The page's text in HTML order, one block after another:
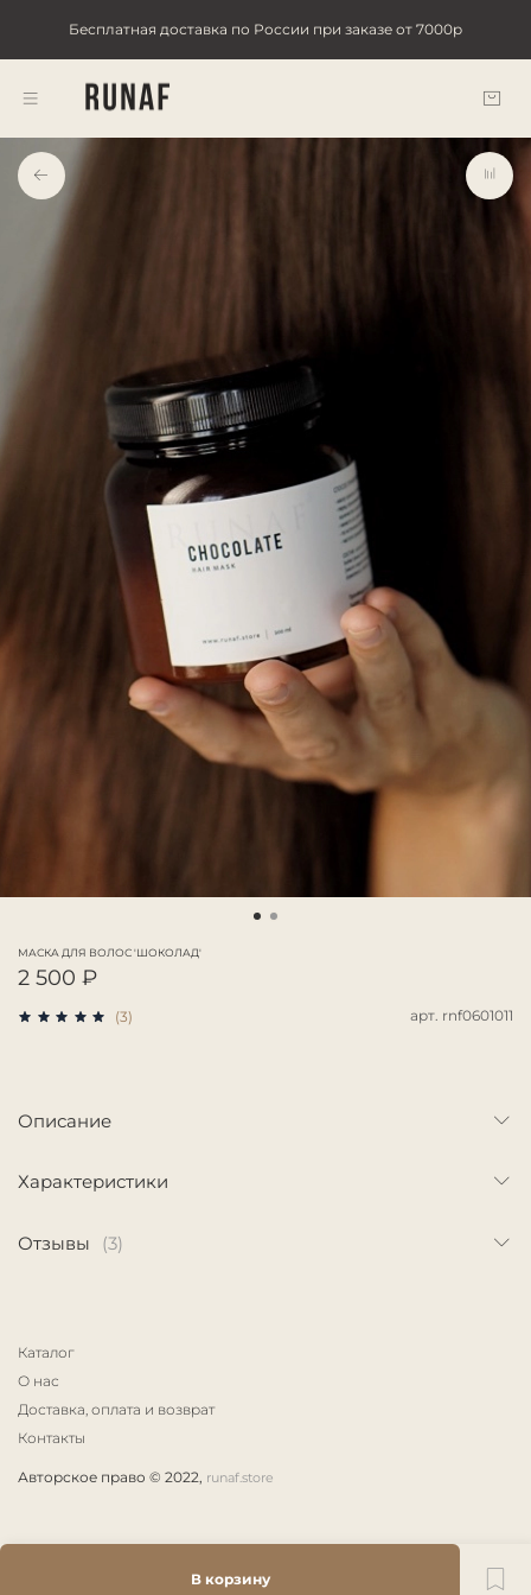
Бесплатная доставка по России при заказе от 7000р
(3) арт. rnf0601011
МАСКА ДЛЯ ВОЛОС 'ШОКОЛАД'
2 500 ₽
В корзину
Описание
Характеристики
Отзывы (3)
Каталог
О нас
Доставка, оплата и возврат
Контакты
Авторское право © 2022, runaf.store